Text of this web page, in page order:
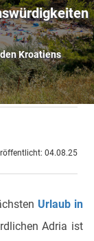
Kroatiens
04.08.25
Urlaub in
Adria ist